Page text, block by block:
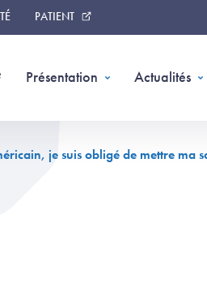
PATIENT
Présentation Actualités
je suis obligé de mettre ma